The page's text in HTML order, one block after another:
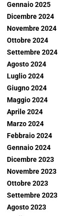
Gennaio 2025
Dicembre 2024
Novembre 2024
Ottobre 2024
Settembre 2024
Agosto 2024
Luglio 2024
Giugno 2024
Maggio 2024
Aprile 2024
Marzo 2024
Febbraio 2024
Gennaio 2024
Dicembre 2023
Novembre 2023
Ottobre 2023
Settembre 2023
Agosto 2023